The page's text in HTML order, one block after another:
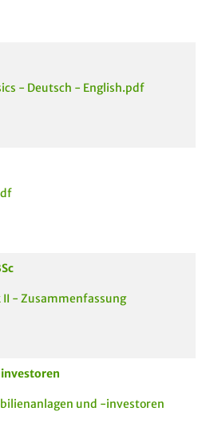
TITEL DER
UNTERLAGE
- Deutsch - English.pdf
- Zusammenfassung
und -investoren